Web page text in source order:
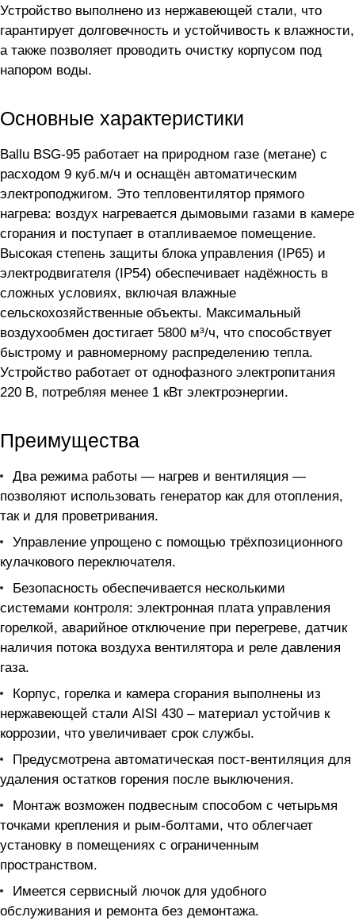
Устройство выполнено из нержавеющей стали, что
гарантирует долговечность и устойчивость к влажности,
а также позволяет проводить очистку корпусом под
напором воды.
Основные характеристики
Ballu BSG-95 работает на природном газе (метане) с
расходом 9 куб.м/ч и оснащён автоматическим
электроподжигом. Это тепловентилятор прямого
нагрева: воздух нагревается дымовыми газами в камере
сгорания и поступает в отапливаемое помещение.
Высокая степень защиты блока управления (IP65) и
электродвигателя (IP54) обеспечивает надёжность в
сложных условиях, включая влажные
сельскохозяйственные объекты. Максимальный
воздухообмен достигает 5800 м³/ч, что способствует
быстрому и равномерному распределению тепла.
Устройство работает от однофазного электропитания
220 В, потребляя менее 1 кВт электроэнергии.
Преимущества
Два режима работы — нагрев и вентиляция —
позволяют использовать генератор как для отопления,
так и для проветривания.
Управление упрощено с помощью трёхпозиционного
кулачкового переключателя.
Безопасность обеспечивается несколькими
системами контроля: электронная плата управления
горелкой, аварийное отключение при перегреве, датчик
наличия потока воздуха вентилятора и реле давления
газа.
Корпус, горелка и камера сгорания выполнены из
нержавеющей стали AISI 430 – материал устойчив к
коррозии, что увеличивает срок службы.
Предусмотрена автоматическая пост-вентиляция для
удаления остатков горения после выключения.
Монтаж возможен подвесным способом с четырьмя
точками крепления и рым-болтами, что облегчает
установку в помещениях с ограниченным
пространством.
Имеется сервисный лючок для удобного
обслуживания и ремонта без демонтажа.